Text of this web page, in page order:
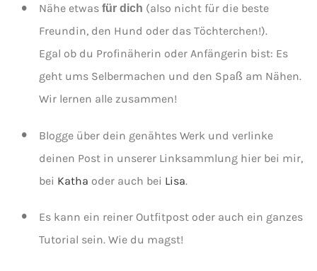
Nähe etwas für dich (also nicht für die beste
Freundin, den Hund oder das Töchterchen!).
Egal ob du Profinäherin oder Anfängerin bist: Es
geht ums Selbermachen und den Spaß am Nähen.
Wir lernen alle zusammen!
Blogge über dein genähtes Werk und verlinke
deinen Post in unserer Linksammlung hier bei mir,
bei Katha oder auch bei Lisa.
Es kann ein reiner Outfitpost oder auch ein ganzes
Tutorial sein. Wie du magst!